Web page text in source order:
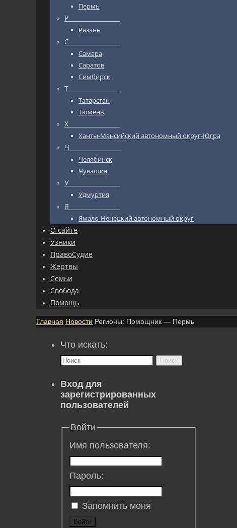
Пермь
Р_________________
Рязань
С_________________
Самара
Саратов
Симбирск
Т_________________
Татарстан
Тюмень
Х_________________
Ханты-Мансийский автономный округ-Югра
Ч_________________
Челябинск
Чувашия
У_________________
Удмуртия
Я_________________
Ямало-Ненецкий автономный округ
О сайте
Узники
ПравоСудие
Жертвы
Семьи
Свобода
Помощь
Главная Новости Регионы: Помощник — Пермь
Что искать:
Поиск
Вход для
зарегистрированных
пользователей
Войти
Имя пользователя:
Пароль:
Запомнить меня
Войти